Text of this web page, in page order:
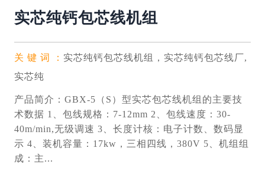
实芯纯钙包芯线机组
关 键 词 ： 实芯纯钙包芯线机组，实芯纯钙包芯线厂,
实芯纯
产品简介： GBX-5（S）型实芯包芯线机组的主要技
术数据 1、包线规格：7-12mm 2、包线速度：30-
40m/min,无级调速 3、长度计核：电子计数、数码显
示 4、装机容量：17kw，三相四线，380V 5、机组组
成：主...